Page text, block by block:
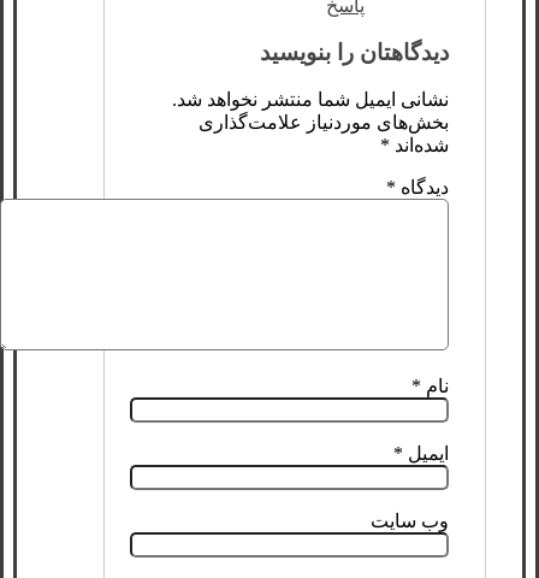
پاسخ
دیدگاهتان را بنویسید
نشانی ایمیل شما منتشر نخواهد شد.
بخش‌های موردنیاز علامت‌گذاری
شده‌اند *
دیدگاه *
نام *
ایمیل *
وب‌ سایت